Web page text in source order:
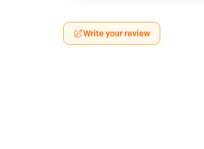
Write your review